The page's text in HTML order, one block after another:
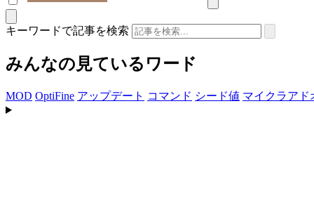
キーワードで記事を検索
みんなの見ているワード
MOD OptiFine アップデート コマンド シード値 マイクラアド